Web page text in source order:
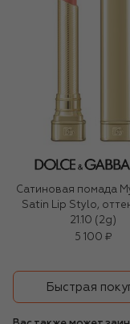
Сатиновая помада
Satin Lip Stylo,
21.10 (2g)
5 100 ₽
Быстрая